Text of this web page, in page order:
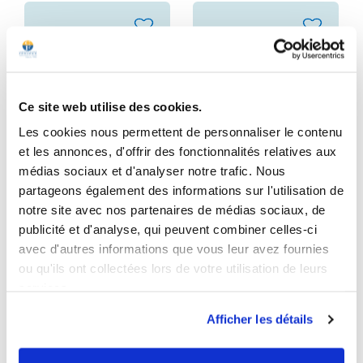
Ce site web utilise des cookies.
Les cookies nous permettent de personnaliser le contenu
et les annonces, d'offrir des fonctionnalités relatives aux
médias sociaux et d'analyser notre trafic. Nous
partageons également des informations sur l'utilisation de
notre site avec nos partenaires de médias sociaux, de
publicité et d'analyse, qui peuvent combiner celles-ci
avec d'autres informations que vous leur avez fournies
ou qu'ils ont collectées lors de votre utilisation de leurs
Afficher les détails
favorite_border
Glutathion Fort
4.7 / 5- 240avis
Antioxydant
Boîte pour 1 mois
Prix
30,00 €
favorite_border
L-Tyroconcept®
4.7 / 5- 266
Fonction thyroïdienne
Boîte pour 15 jours
Prix
15,00 €
Ajouter au panier